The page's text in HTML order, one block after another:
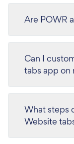
Are POWR
Can I
tabs app on
What steps
Website